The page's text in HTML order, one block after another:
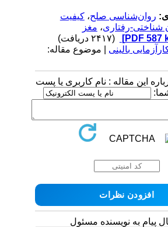
روان‌شناسی صلح،کیفیت
رفتاری،مغز
بالینی| موضوع مقاله:
این مقاله : نام کاربری یا پست
پیام به نویسنده مسئول